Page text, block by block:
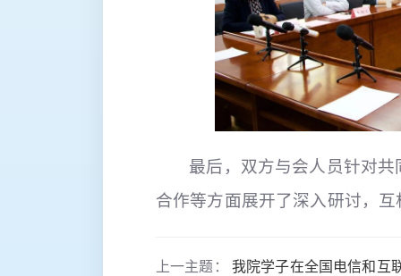
最后，双方与会人员针对
合作等方面展开了深入研讨，
上一主题： 我院学子在全国电信和互